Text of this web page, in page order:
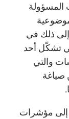
المسؤولة
إلى ذلك في
تشكّل أحد
والتي
صياغة
إلى مؤشرات